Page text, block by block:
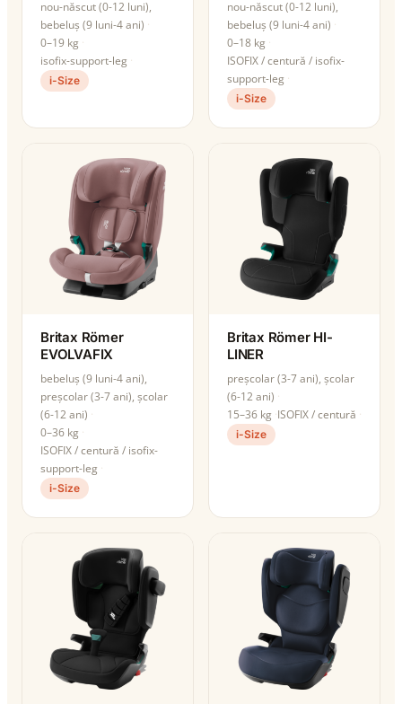
nou-născut (0-12 luni),
bebeluș (9 luni-4 ani)
0–19 kg
isofix-support-leg
i-Size
nou-născut (0-12 luni),
bebeluș (9 luni-4 ani)
0–18 kg
ISOFIX / centură / isofix-
support-leg
i-Size
Britax Römer
EVOLVAFIX
bebeluș (9 luni-4 ani),
preșcolar (3-7 ani), școlar
(6-12 ani)
0–36 kg
ISOFIX / centură / isofix-
support-leg
i-Size
Britax Römer HI-
LINER
preșcolar (3-7 ani), școlar
(6-12 ani)
15–36 kg ISOFIX / centură
i-Size